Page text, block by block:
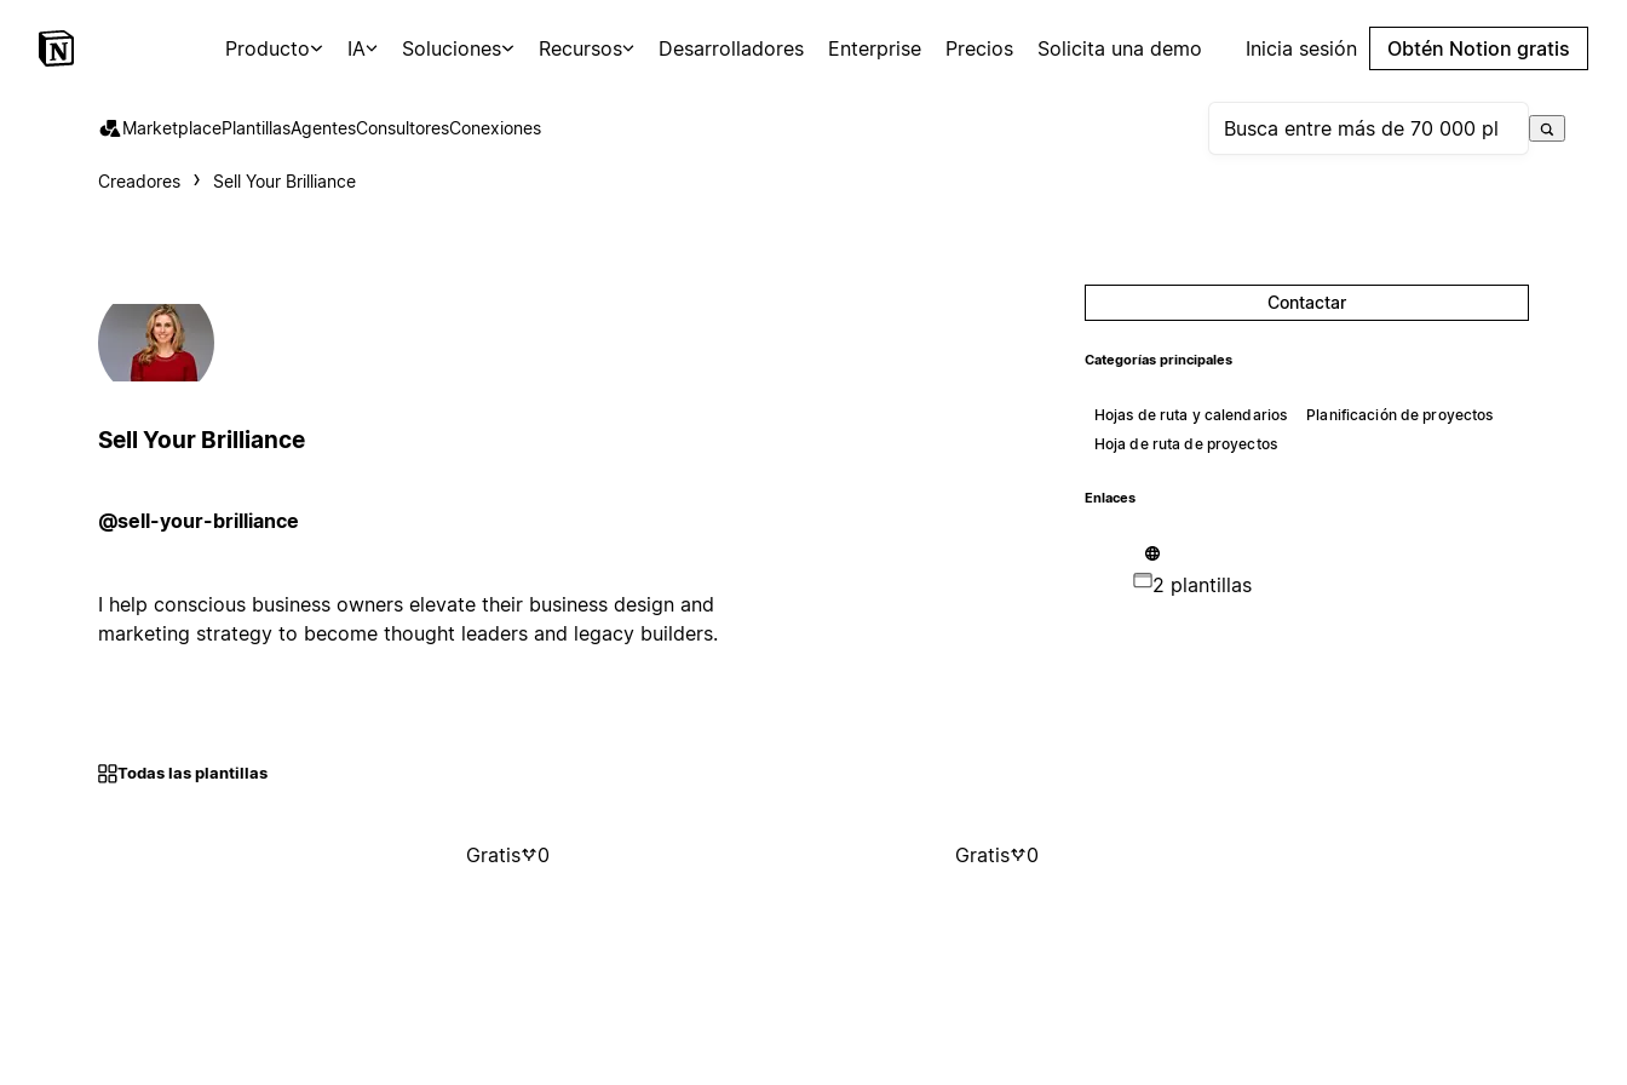
Producto IA Soluciones Recursos Desarrolladores Enterprise Precios Solicita una demo Inicia sesión Obtén Notion gratis
MarketplacePlantillasAgentesConsultoresConexiones
Creadores Sell Your Brilliance
Sell Your Brilliance
@sell-your-brilliance
I help conscious business owners elevate their business design and
marketing strategy to become thought leaders and legacy builders.
Contactar
Categorías principales
Hojas de ruta y calendarios
Planificación de proyectos
Hoja de ruta de proyectos
Enlaces
2 plantillas
Todas las plantillas
Gratis 0 Gratis 0